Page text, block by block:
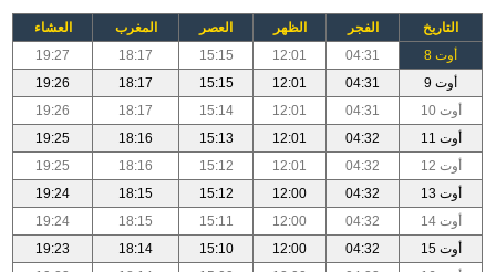
التاريخ الفجر الظهر العصر المغرب
العشاء
أوت 8
04:31
12:01
15:15
18:17
19:27
أوت 9
04:31
12:01
15:15
18:17
19:26
أوت 10
04:31
12:01
15:14
18:17
19:26
أوت 11
04:32
12:01
15:13
18:16
19:25
أوت 12
04:32
12:01
15:12
18:16
19:25
أوت 13
04:32
12:00
15:12
18:15
19:24
أوت 14
04:32
12:00
15:11
18:15
19:24
أوت 15
04:32
12:00
15:10
18:14
19:23